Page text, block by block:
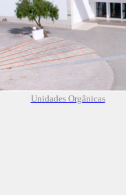
Unidades Orgânicas